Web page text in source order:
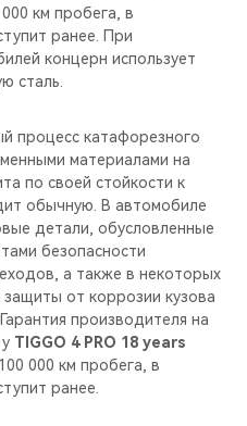
км пробега, в
ранее. При
концерн использует
сталь.
процесс катафорезного
материалами на
по своей стойкости к
обычную. В автомобиле
детали, обусловленные
безопасности
а также в некоторых
от коррозии кузова
производителя на
TIGGO 4 PRO 18 years
000 км пробега, в
ранее.